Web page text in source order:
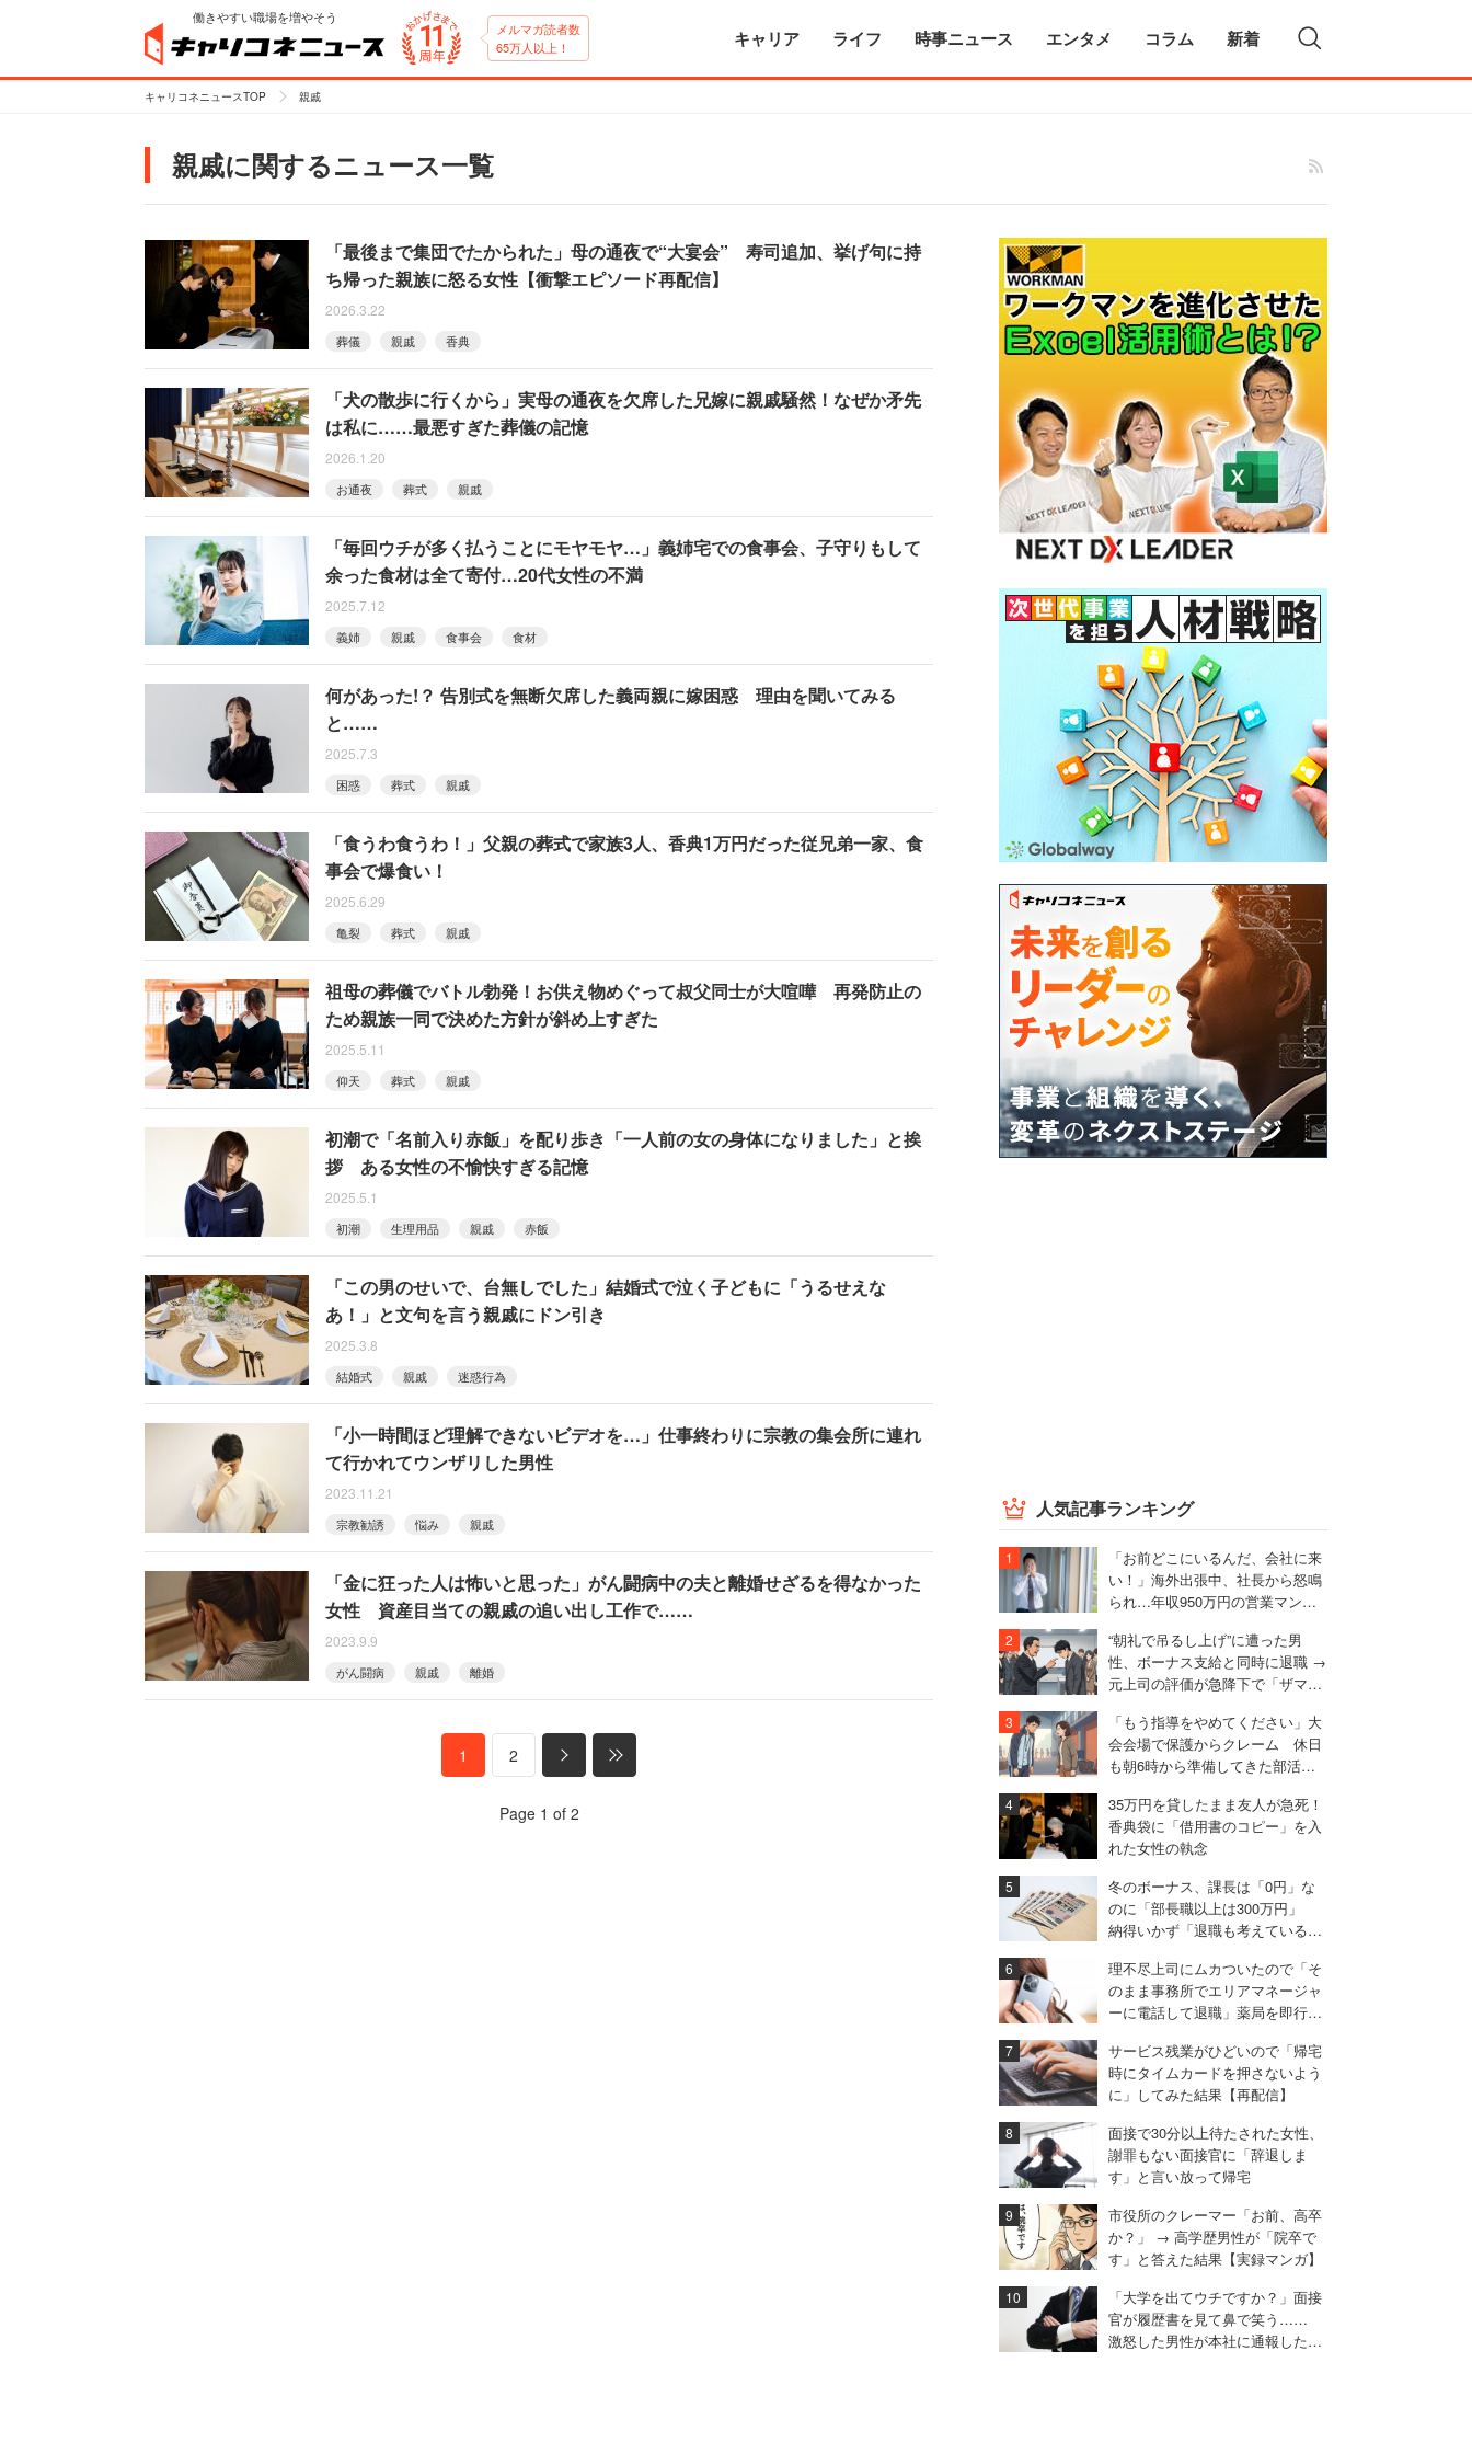
働きやすい職場を増やそう
メルマガ読者数
65万人以上！
キャリア ライフ 時事ニュース エンタメ コラム 新着
キャリコネニュースTOP 親戚
親戚に関するニュース一覧
「最後まで集団でたかられた」母の通夜で“大宴会” 寿司追加、挙げ句に持
ち帰った親族に怒る女性【衝撃エピソード再配信】
2026.3.22
葬儀 親戚 香典
「犬の散歩に行くから」実母の通夜を欠席した兄嫁に親戚騒然！なぜか矛先
は私に……最悪すぎた葬儀の記憶
2026.1.20
お通夜 葬式 親戚
「毎回ウチが多く払うことにモヤモヤ…」義姉宅での食事会、子守りもして
余った食材は全て寄付…20代女性の不満
2025.7.12
義姉 親戚 食事会 食材
何があった!？ 告別式を無断欠席した義両親に嫁困惑 理由を聞いてみる
と……
2025.7.3
困惑 葬式 親戚
「食うわ食うわ！」父親の葬式で家族3人、香典1万円だった従兄弟一家、食
事会で爆食い！
2025.6.29
亀裂 葬式 親戚
祖母の葬儀でバトル勃発！お供え物めぐって叔父同士が大喧嘩 再発防止の
ため親族一同で決めた方針が斜め上すぎた
2025.5.11
仰天 葬式 親戚
初潮で「名前入り赤飯」を配り歩き「一人前の女の身体になりました」と挨
拶 ある女性の不愉快すぎる記憶
2025.5.1
初潮 生理用品 親戚 赤飯
「この男のせいで、台無しでした」結婚式で泣く子どもに「うるせえな
あ！」と文句を言う親戚にドン引き
2025.3.8
結婚式 親戚 迷惑行為
「小一時間ほど理解できないビデオを…」仕事終わりに宗教の集会所に連れ
て行かれてウンザリした男性
2023.11.21
宗教勧誘 悩み 親戚
「金に狂った人は怖いと思った」がん闘病中の夫と離婚せざるを得なかった
女性 資産目当ての親戚の追い出し工作で……
2023.9.9
がん闘病 親戚 離婚
1 2
Page 1 of 2
人気記事ランキング
「お前どこにいるんだ、会社に来
い！」海外出張中、社長から怒鳴
られ…年収950万円の営業マンが
“朝礼で吊るし上げ”に遭った男
性、ボーナス支給と同時に退職 →
元上司の評価が急降下で「ザマア
「もう指導をやめてください」大
会会場で保護からクレーム 休日
も朝6時から準備してきた部活動
35万円を貸したまま友人が急死！
香典袋に「借用書のコピー」を入
れた女性の執念
冬のボーナス、課長は「0円」な
のに「部長職以上は300万円」
納得いかず「退職も考えている」
理不尽上司にムカついたので「そ
のまま事務所でエリアマネージャ
ーに電話して退職」薬局を即行で
サービス残業がひどいので「帰宅
時にタイムカードを押さないよう
に」してみた結果【再配信】
面接で30分以上待たされた女性、
謝罪もない面接官に「辞退しま
す」と言い放って帰宅
市役所のクレーマー「お前、高卒
か？」 → 高学歴男性が「院卒で
す」と答えた結果【実録マンガ】
「大学を出てウチですか？」面接
官が履歴書を見て鼻で笑う……
激怒した男性が本社に通報した結